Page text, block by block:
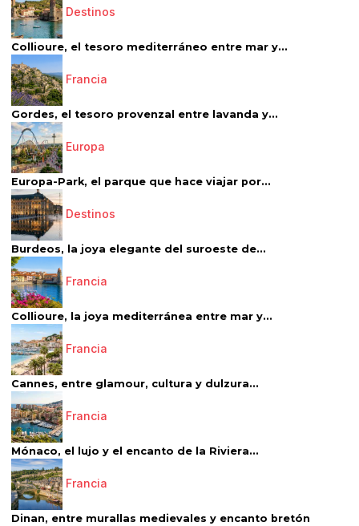
Destinos
Collioure, el tesoro mediterráneo entre mar y...
Francia
Gordes, el tesoro provenzal entre lavanda y...
Europa
Europa-Park, el parque que hace viajar por...
Destinos
Burdeos, la joya elegante del suroeste de...
Francia
Collioure, la joya mediterránea entre mar y...
Francia
Cannes, entre glamour, cultura y dulzura...
Francia
Mónaco, el lujo y el encanto de la Riviera...
Francia
Dinan, entre murallas medievales y encanto bretón